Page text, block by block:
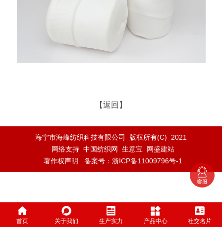
【返回】
海宁市海峰纺织科技有限公司
版权所有(C) 2021
网络支持 中国纺织网 生意宝
网盛建站
著作权声明
备案号：浙ICP备11009796号-1
首页 关于我们 生产实力 产品中心 社交名片